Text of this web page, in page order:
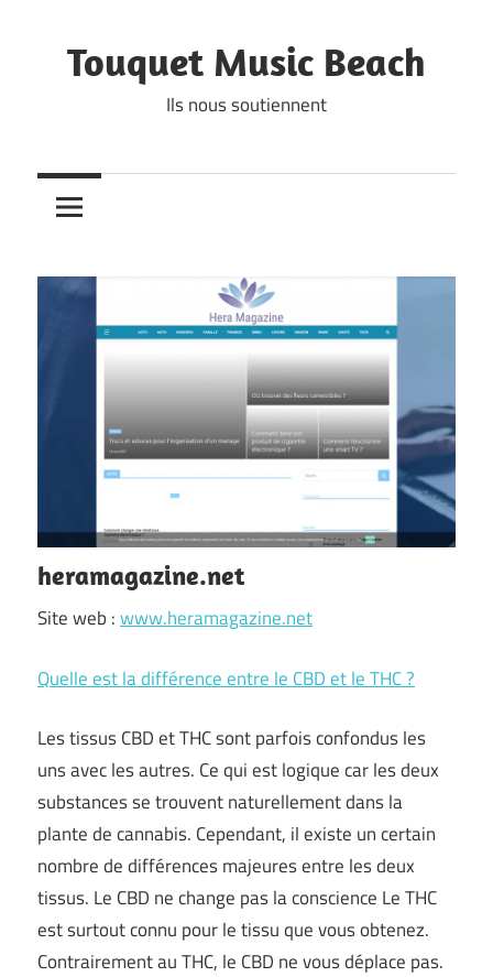
content
Touquet Music Beach
Ils nous soutiennent
heramagazine.net
Site web :www.heramagazine.net
Quelle est la différence entre le CBD et le THC ?
Les tissus CBD et THC sont parfois confondus les
uns avec les autres. Ce qui est logique car les deux
substances se trouvent naturellement dans la
plante de cannabis. Cependant, il existe un certain
nombre de différences majeures entre les deux
tissus. Le CBD ne change pas la conscience Le THC
est surtout connu pour le tissu que vous obtenez.
Contrairement au THC, le CBD ne vous déplace pas.